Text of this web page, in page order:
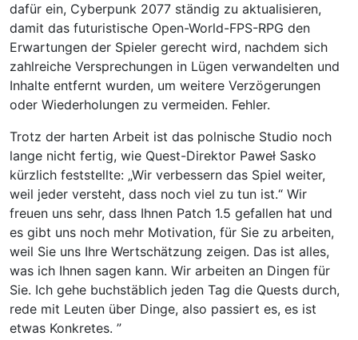
dafür ein, Cyberpunk 2077 ständig zu aktualisieren,
damit das futuristische Open-World-FPS-RPG den
Erwartungen der Spieler gerecht wird, nachdem sich
zahlreiche Versprechungen in Lügen verwandelten und
Inhalte entfernt wurden, um weitere Verzögerungen
oder Wiederholungen zu vermeiden. Fehler.
Trotz der harten Arbeit ist das polnische Studio noch
lange nicht fertig, wie Quest-Direktor Paweł Sasko
kürzlich feststellte: „Wir verbessern das Spiel weiter,
weil jeder versteht, dass noch viel zu tun ist.“ Wir
freuen uns sehr, dass Ihnen Patch 1.5 gefallen hat und
es gibt uns noch mehr Motivation, für Sie zu arbeiten,
weil Sie uns Ihre Wertschätzung zeigen. Das ist alles,
was ich Ihnen sagen kann. Wir arbeiten an Dingen für
Sie. Ich gehe buchstäblich jeden Tag die Quests durch,
rede mit Leuten über Dinge, also passiert es, es ist
etwas Konkretes. ”